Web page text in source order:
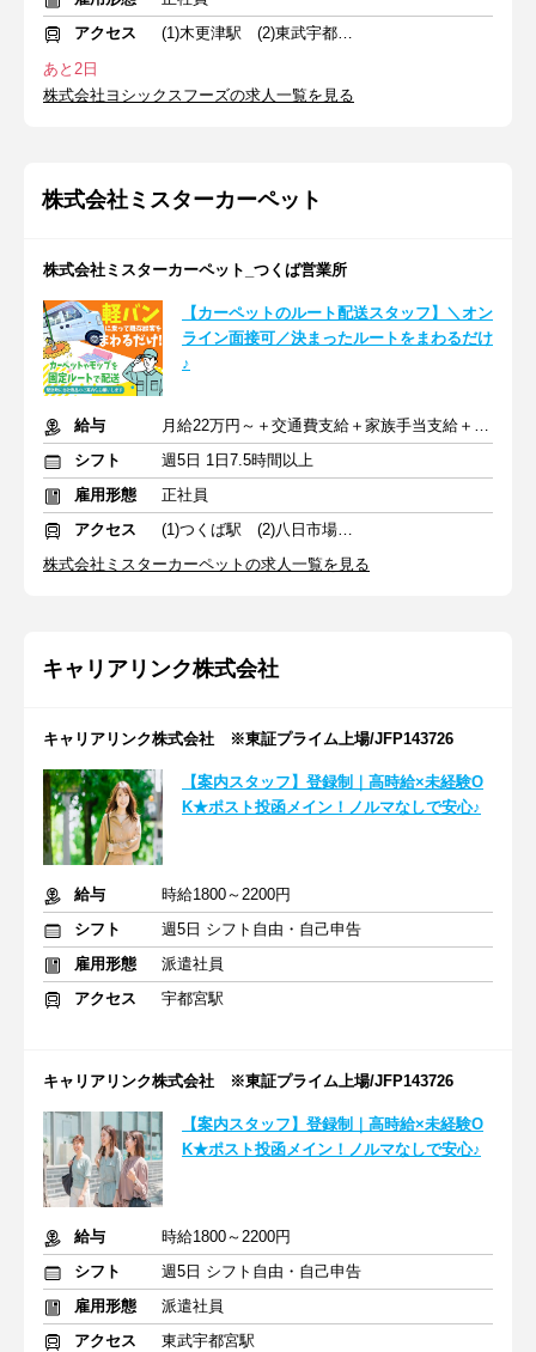
アクセス
(1)木更津駅 (2)東武宇都宮駅 (3)鴨宮駅
あと2日
株式会社ヨシックスフーズの求人一覧を見る
株式会社ミスターカーペット
株式会社ミスターカーペット_つくば営業所
【カーペットのルート配送スタッフ】＼オン
ライン面接可／決まったルートをまわるだけ
♪
給与
月給22万円～＋交通費支給＋家族手当支給＋賞与支給
シフト
週5日 1日7.5時間以上
雇用形態
正社員
アクセス
(1)つくば駅 (2)八日市場駅 (3)東宿郷駅
株式会社ミスターカーペットの求人一覧を見る
キャリアリンク株式会社
キャリアリンク株式会社 ※東証プライム上場/JFP143726
【案内スタッフ】登録制｜高時給×未経験O
K★ポスト投函メイン！ノルマなしで安心♪
給与
時給1800～2200円
シフト
週5日 シフト自由・自己申告
雇用形態
派遣社員
アクセス
宇都宮駅
キャリアリンク株式会社 ※東証プライム上場/JFP143726
【案内スタッフ】登録制｜高時給×未経験O
K★ポスト投函メイン！ノルマなしで安心♪
給与
時給1800～2200円
シフト
週5日 シフト自由・自己申告
雇用形態
派遣社員
アクセス
東武宇都宮駅